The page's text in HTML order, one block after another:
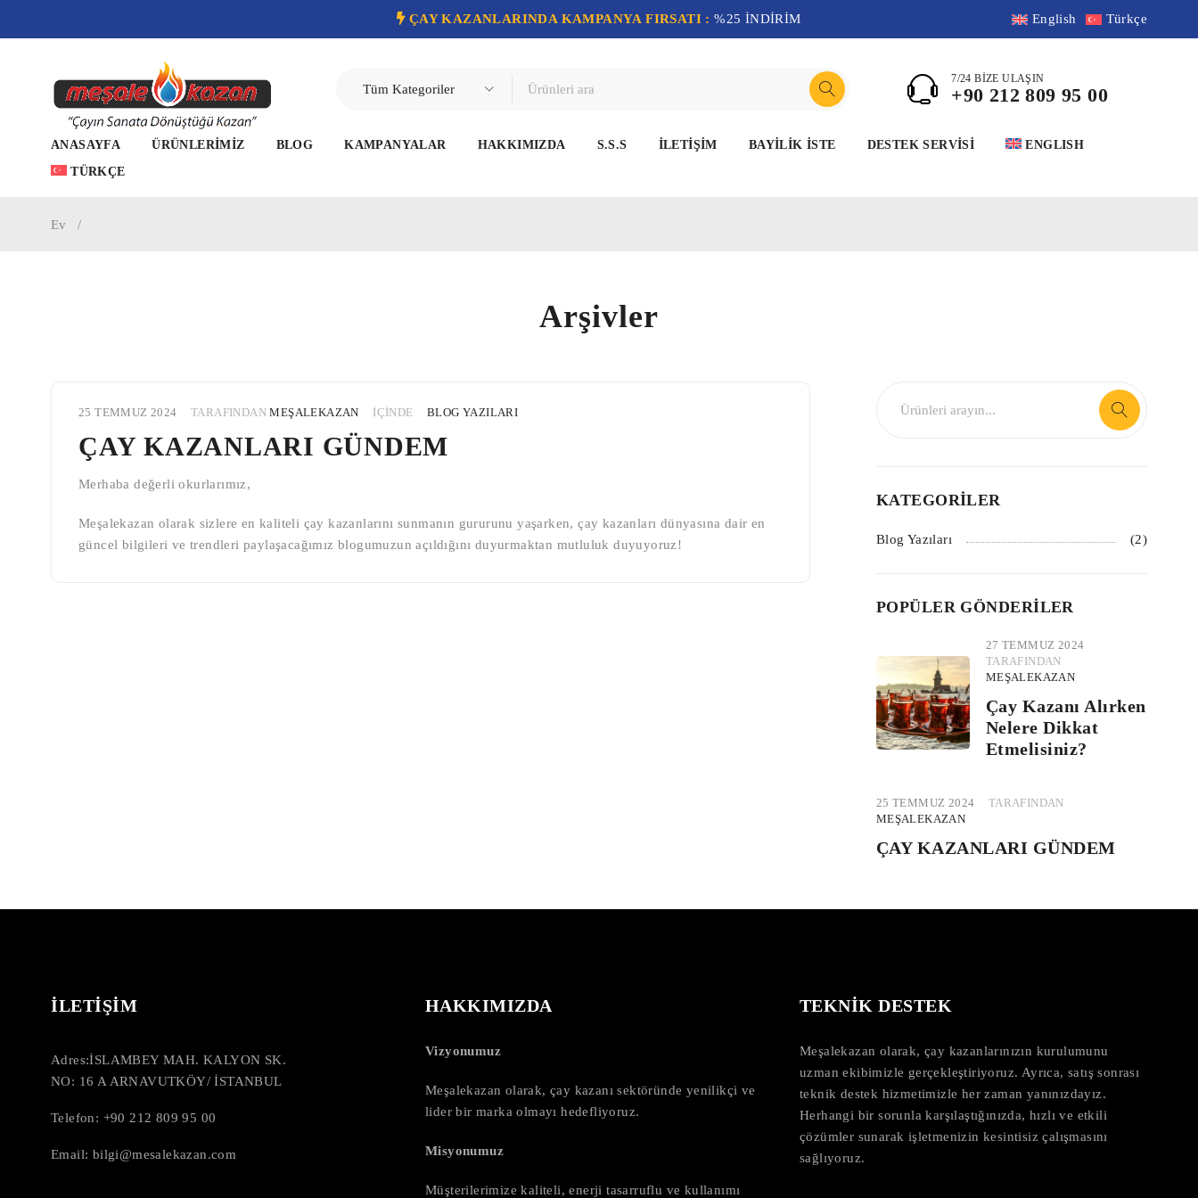
ÇAY KAZANLARINDA KAMPANYA FIRSATI : %25 İNDİRİM English Türkçe
7/24 BİZE ULAŞIN
+90 212 809 95 00
ANASAYFA ÜRÜNLERIMIZ BLOG KAMPANYALAR HAKKIMIZDA S.S.S İLETIŞIM BAYILIK İSTE DESTEK SERVİSİ
ENGLISH
TÜRKÇE
Arşivler
Ev /
25 TEMMUZ 2024 TARAFINDAN MEŞALEKAZAN IÇINDE BLOG YAZILARI
ÇAY KAZANLARI GÜNDEM
Merhaba değerli okurlarımız,
Meşalekazan olarak sizlere en kaliteli çay kazanlarını sunmanın gururunu yaşarken, çay kazanları dünyasına dair en
güncel bilgileri ve trendleri paylaşacağımız blogumuzun açıldığını duyurmaktan mutluluk duyuyoruz!
KATEGORILER
Blog Yazıları (2)
POPÜLER GÖNDERILER
27 TEMMUZ 2024
TARAFINDAN
MEŞALEKAZAN
Çay Kazanı Alırken
Nelere Dikkat
Etmelisiniz?
25 TEMMUZ 2024
TARAFINDAN
MEŞALEKAZAN
ÇAY KAZANLARI GÜNDEM
İLETİŞİM
Adres:İSLAMBEY MAH. KALYON SK.
NO: 16 A ARNAVUTKÖY/ İSTANBUL
Telefon: +90 212 809 95 00
Email: bilgi@mesalekazan.com
HAKKIMIZDA
Vizyonumuz
Meşalekazan olarak, çay kazanı sektöründe yenilikçi ve
lider bir marka olmayı hedefliyoruz.
Misyonumuz
Müşterilerimize kaliteli, enerji tasarruflu ve kullanımı
TEKNİK DESTEK
Meşalekazan olarak, çay kazanlarınızın kurulumunu
uzman ekibimizle gerçekleştiriyoruz. Ayrıca, satış sonrası
teknik destek hizmetimizle her zaman yanınızdayız.
Herhangi bir sorunla karşılaştığınızda, hızlı ve etkili
çözümler sunarak işletmenizin kesintisiz çalışmasını
sağlıyoruz.